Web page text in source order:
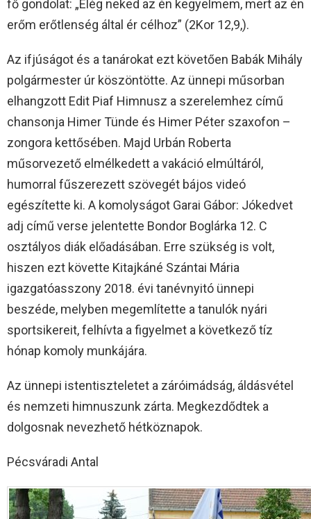
fő gondolat: „Elég neked az én kegyelmem, mert az én
erőm erőtlenség által ér célhoz” (2Kor 12,9,).
Az ifjúságot és a tanárokat ezt követően Babák Mihály
polgármester úr köszöntötte. Az ünnepi műsorban
elhangzott Edit Piaf Himnusz a szerelemhez című
chansonja Himer Tünde és Himer Péter szaxofon –
zongora kettősében. Majd Urbán Roberta
műsorvezető elmélkedett a vakáció elmúltáról,
humorral fűszerezett szövegét bájos videó
egészítette ki. A komolyságot Garai Gábor: Jókedvet
adj című verse jelentette Bondor Boglárka 12. C
osztályos diák előadásában. Erre szükség is volt,
hiszen ezt követte Kitajkáné Szántai Mária
igazgatóasszony 2018. évi tanévnyitó ünnepi
beszéde, melyben megemlítette a tanulók nyári
sportsikereit, felhívta a figyelmet a következő tíz
hónap komoly munkájára.
Az ünnepi istentiszteletet a záróimádság, áldásvétel
és nemzeti himnuszunk zárta. Megkezdődtek a
dolgosnak nevezhető hétköznapok.
Pécsváradi Antal